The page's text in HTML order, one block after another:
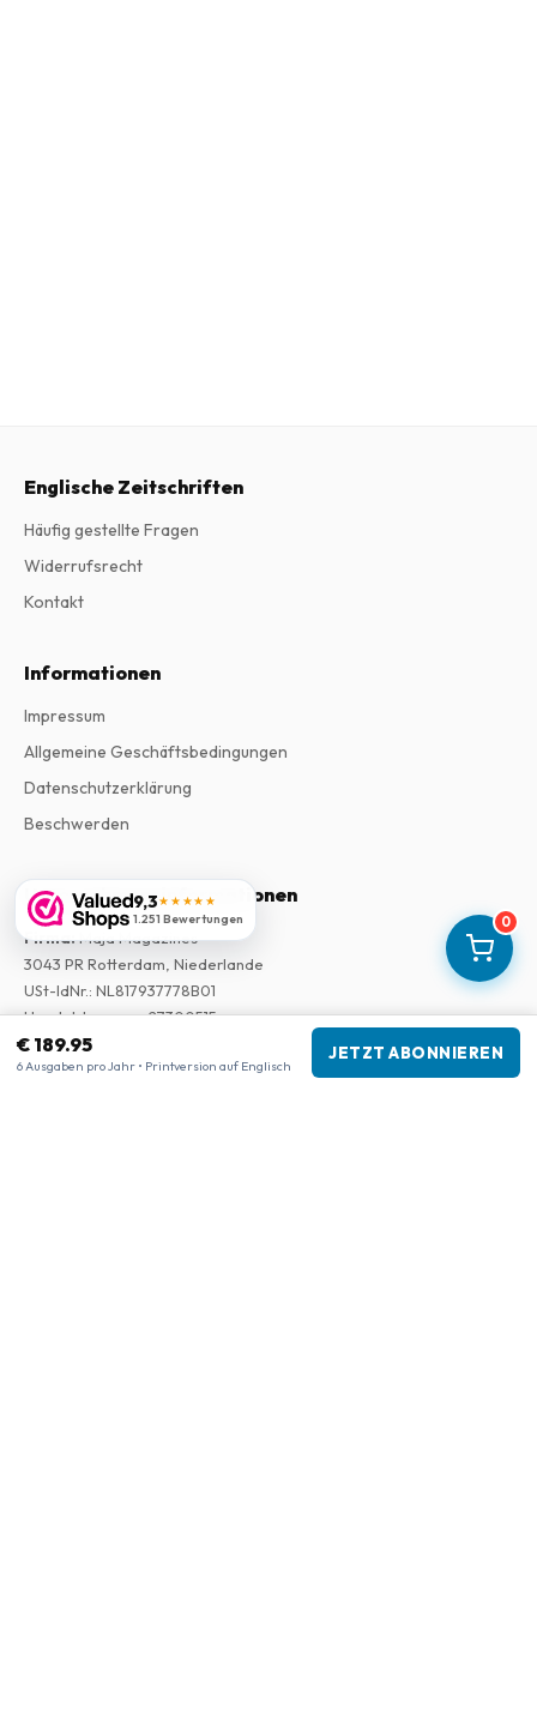
0
€ 189.95
6 Ausgaben pro Jahr • Printversion auf Englisch
JETZT ABONNIEREN
9,3★★★★★
1.251 Bewertungen
Englische Zeitschriften
Häufig gestellte Fragen
Widerrufsrecht
Kontakt
Informationen
Impressum
Allgemeine Geschäftsbedingungen
Datenschutzerklärung
Beschwerden
Unternehmensinformationen
Firma:Maja Magazines
3043 PR Rotterdam, Niederlande
USt-IdNr.: NL817937778B01
Handelskammer:27300515
Unsere Shops